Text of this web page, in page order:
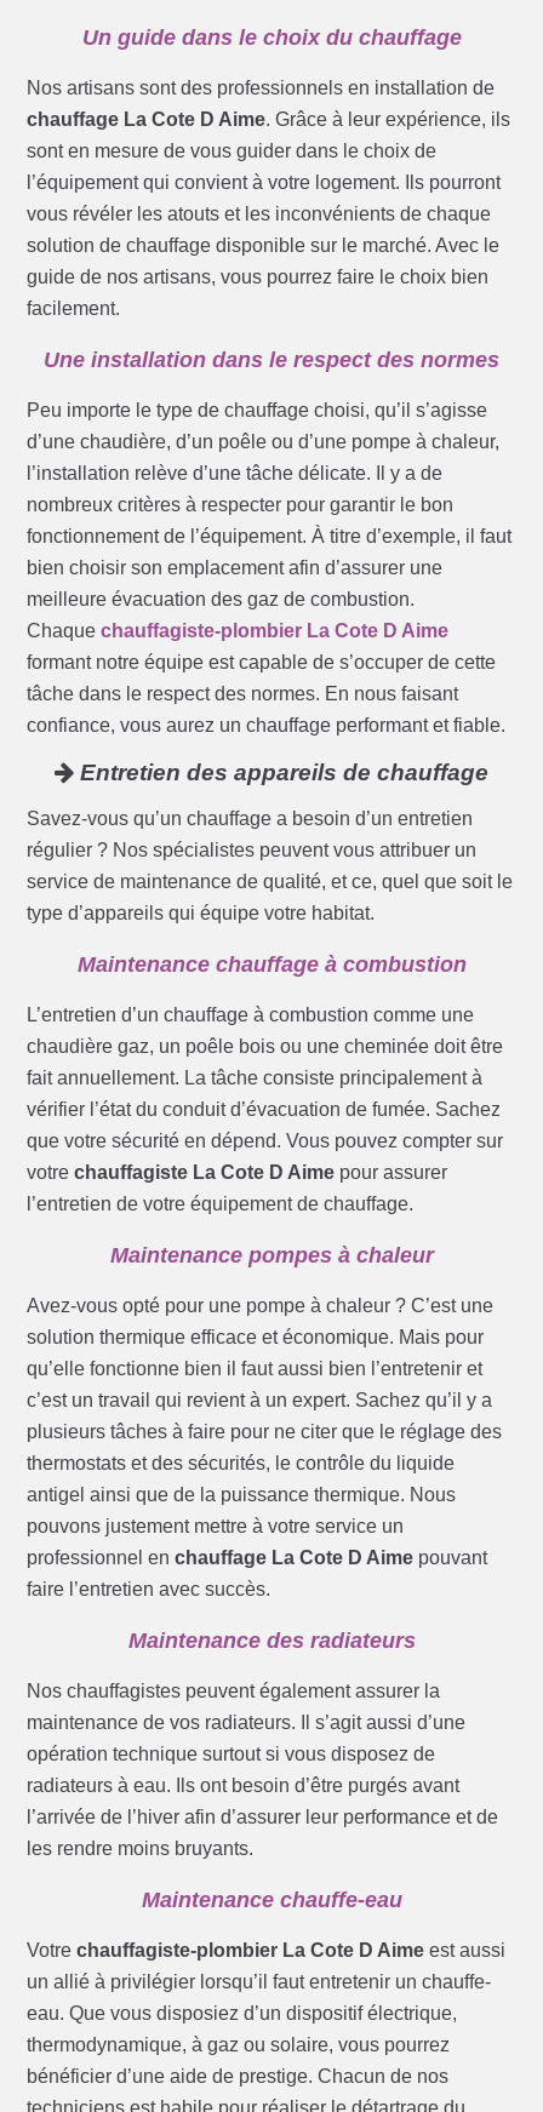
Un guide dans le choix du chauffage
Nos artisans sont des professionnels en installation de
chauffage La Cote D Aime. Grâce à leur expérience, ils
sont en mesure de vous guider dans le choix de
l’équipement qui convient à votre logement. Ils pourront
vous révéler les atouts et les inconvénients de chaque
solution de chauffage disponible sur le marché. Avec le
guide de nos artisans, vous pourrez faire le choix bien
facilement.
Une installation dans le respect des normes
Peu importe le type de chauffage choisi, qu’il s’agisse
d’une chaudière, d’un poêle ou d’une pompe à chaleur,
l’installation relève d’une tâche délicate. Il y a de
nombreux critères à respecter pour garantir le bon
fonctionnement de l’équipement. À titre d’exemple, il faut
bien choisir son emplacement afin d’assurer une
meilleure évacuation des gaz de combustion.
Chaquechauffagiste-plombier La Cote D Aime
formant notre équipe est capable de s’occuper de cette
tâche dans le respect des normes. En nous faisant
confiance, vous aurez un chauffage performant et fiable.
Entretien des appareils de chauffage
Savez-vous qu’un chauffage a besoin d’un entretien
régulier ? Nos spécialistes peuvent vous attribuer un
service de maintenance de qualité, et ce, quel que soit le
type d’appareils qui équipe votre habitat.
Maintenance chauffage à combustion
L’entretien d’un chauffage à combustion comme une
chaudière gaz, un poêle bois ou une cheminée doit être
fait annuellement. La tâche consiste principalement à
vérifier l’état du conduit d’évacuation de fumée. Sachez
que votre sécurité en dépend. Vous pouvez compter sur
votrechauffagiste La Cote D Aime pour assurer
l’entretien de votre équipement de chauffage.
Maintenance pompes à chaleur
Avez-vous opté pour une pompe à chaleur ? C’est une
solution thermique efficace et économique. Mais pour
qu’elle fonctionne bien il faut aussi bien l’entretenir et
c’est un travail qui revient à un expert. Sachez qu’il y a
plusieurs tâches à faire pour ne citer que le réglage des
thermostats et des sécurités, le contrôle du liquide
antigel ainsi que de la puissance thermique. Nous
pouvons justement mettre à votre service un
professionnel enchauffage La Cote D Aime pouvant
faire l’entretien avec succès.
Maintenance des radiateurs
Nos chauffagistes peuvent également assurer la
maintenance de vos radiateurs. Il s’agit aussi d’une
opération technique surtout si vous disposez de
radiateurs à eau. Ils ont besoin d’être purgés avant
l’arrivée de l’hiver afin d’assurer leur performance et de
les rendre moins bruyants.
Maintenance chauffe-eau
Votrechauffagiste-plombier La Cote D Aime est aussi
un allié à privilégier lorsqu’il faut entretenir un chauffe-
eau. Que vous disposiez d’un dispositif électrique,
thermodynamique, à gaz ou solaire, vous pourrez
bénéficier d’une aide de prestige. Chacun de nos